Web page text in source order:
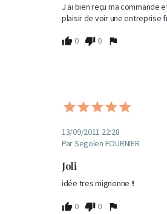
J ai bien reçu ma commande
plaisir de voir une entreprise
0 0
13/09/2011 22:28
Par Segolen FOURNIER
Joli
idée tres mignonne !!
0 0